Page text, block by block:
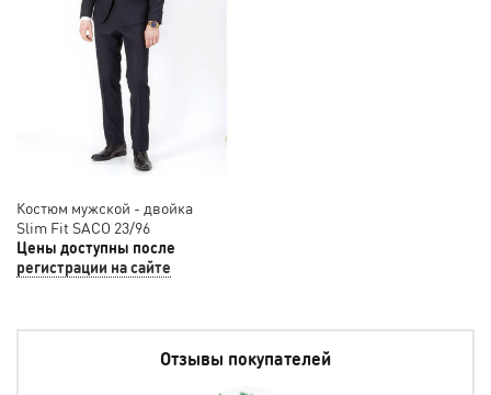
Костюм мужской - двойка
Slim Fit SACO 23/96
Цены доступны после
регистрации на сайте
Отзывы покупателей